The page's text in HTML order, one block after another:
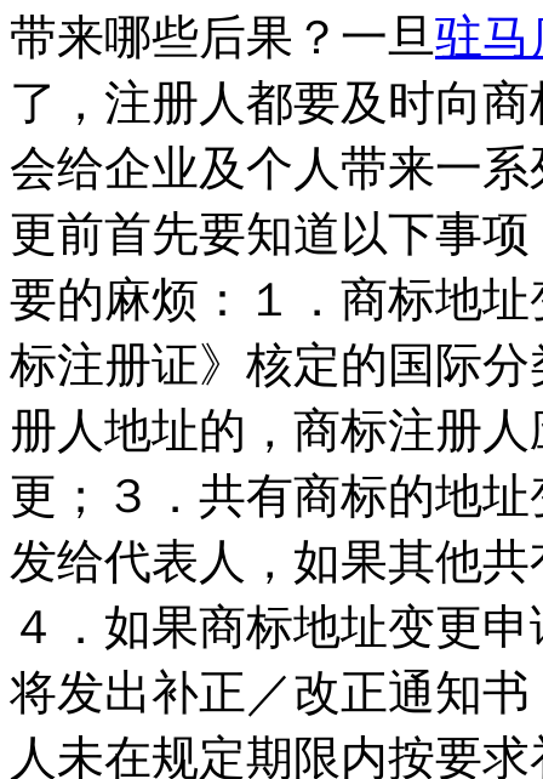
带来哪些后果？一旦驻马
了，注册人都要及时向
会给企业及个人带来一
更前首先要知道以下事
要的麻烦：１．商标地
标注册证》核定的国际
册人地址的，商标注册
更；３．共有商标的地
发给代表人，如果其他
４．如果商标地址变更
将发出补正／改正通知
人未在规定期限内按要